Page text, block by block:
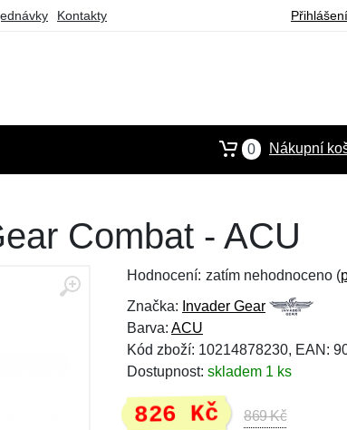
Kontakty
0 Nákupní
Combat - ACU
Hodnocení: zatím nehodnoceno (
Značka: Invader Gear
Barva: ACU
Kód zboží: 10214878230, EAN:
Dostupnost: skladem 1 ks
826 Kč 869 Kč